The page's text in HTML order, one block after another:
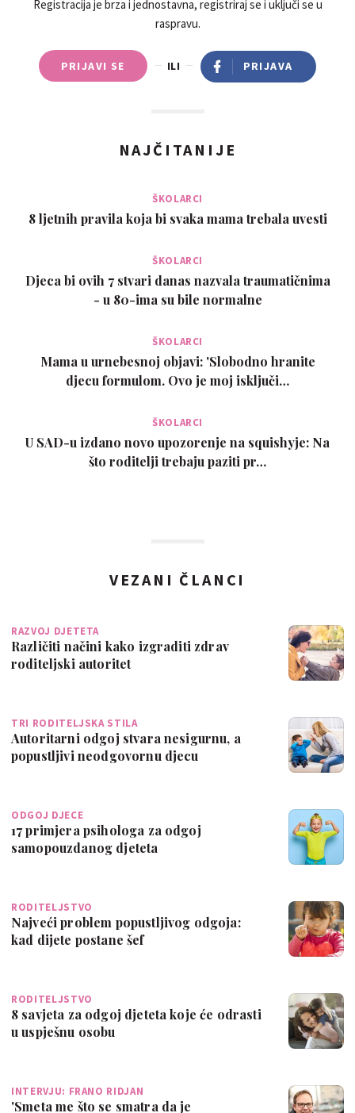
Registracija je brza i jednostavna, registriraj se i uključi se u
raspravu.
PRIJAVI SE ILI PRIJAVA
NAJČITANIJE
ŠKOLARCI
8 ljetnih pravila koja bi svaka mama trebala uvesti
ŠKOLARCI
Djeca bi ovih 7 stvari danas nazvala traumatičnima
- u 80-ima su bile normalne
ŠKOLARCI
Mama u urnebesnoj objavi: 'Slobodno hranite
djecu formulom. Ovo je moj isključi…
ŠKOLARCI
U SAD-u izdano novo upozorenje na squishyje: Na
što roditelji trebaju paziti pr…
VEZANI ČLANCI
RAZVOJ DJETETA
Različiti načini kako izgraditi zdrav
roditeljski autoritet
TRI RODITELJSKA STILA
Autoritarni odgoj stvara nesigurnu, a
popustljivi neodgovornu djecu
ODGOJ DJECE
17 primjera psihologa za odgoj
samopouzdanog djeteta
RODITELJSTVO
Najveći problem popustljivog odgoja:
kad dijete postane šef
RODITELJSTVO
8 savjeta za odgoj djeteta koje će odrasti
u uspješnu osobu
INTERVJU: FRANO RIDJAN
'Smeta me što se smatra da je